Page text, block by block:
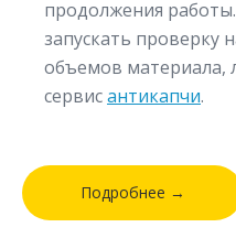
продолжения
запускать проверку
объемов материала,
сервисантикапчи.
Подробнее →